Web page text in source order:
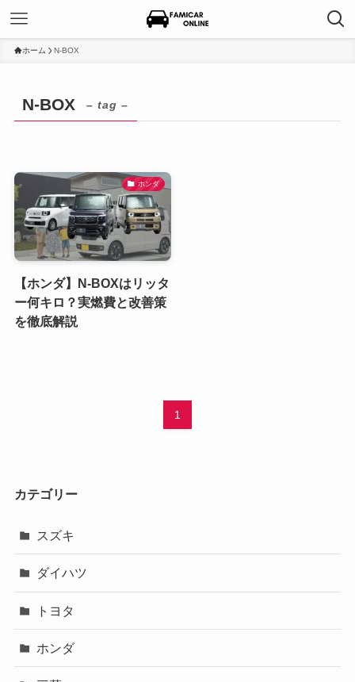
ホーム N-BOX
N-BOX – tag –
ホンダ
【ホンダ】N-BOXはリッタ
ー何キロ？実燃費と改善策
を徹底解説
1
カテゴリー
スズキ
ダイハツ
トヨタ
ホンダ